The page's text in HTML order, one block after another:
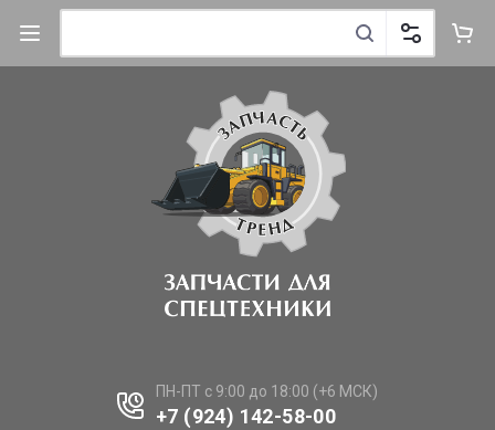
ПН-ПТ с 9:00 до 18:00 (+6 МСК)
+7 (924) 142-58-00